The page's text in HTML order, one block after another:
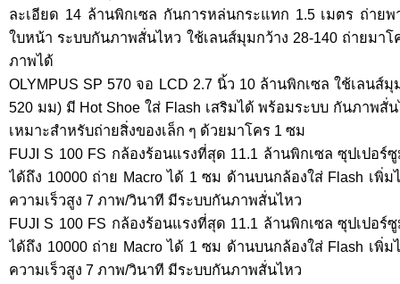
ละเอียด 14 ล้านพิกเซล กันการหล่นกระแทก 1.5 เมตร ถ่าย
ใบหน้า ระบบกันภาพสั่นไหว ใช้เลนส์มุมกว้าง 28-140 ถ่ายมา
ภาพได้
OLYMPUS SP 570 จอ LCD 2.7 นิ้ว 10 ล้านพิกเซล ใช้เลนส์มุ
520 มม) มี Hot Shoe ใส่ Flash เสริมได้ พร้อมระบบ กันภาพ
เหมาะสำหรับถ่ายสิ่งของเล็ก ๆ ด้วยมาโคร 1 ซม
FUJI S 100 FS กล้องร้อนแรงที่สุด 11.1 ล้านพิกเซล ซุปเปอร์
ได้ถึง 10000 ถ่าย Macro ได้ 1 ซม ด้านบนกล้องใส่ Flash เพิ่
ความเร็วสูง 7 ภาพ/วินาที มีระบบกันภาพสั่นไหว
FUJI S 100 FS กล้องร้อนแรงที่สุด 11.1 ล้านพิกเซล ซุปเปอร์
ได้ถึง 10000 ถ่าย Macro ได้ 1 ซม ด้านบนกล้องใส่ Flash เพิ่
ความเร็วสูง 7 ภาพ/วินาที มีระบบกันภาพสั่นไหว